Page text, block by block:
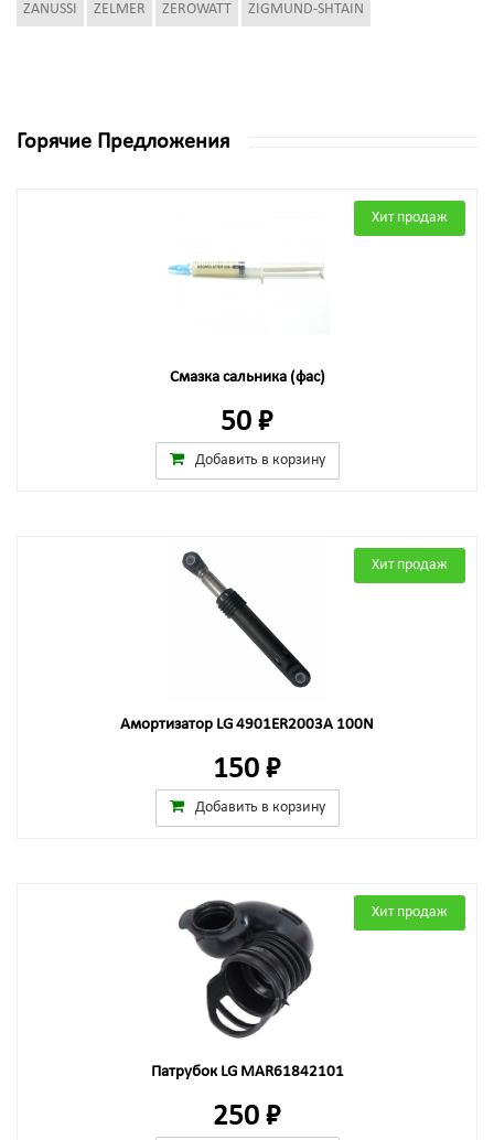
ZANUSSI ZELMER ZEROWATT ZIGMUND-SHTAIN
Горячие Предложения
Хит продаж
Смазка сальника (фас)
50 ₽
Добавить в корзину
Хит продаж
Амортизатор LG 4901ER2003A 100N
150 ₽
Добавить в корзину
Хит продаж
Патрубок LG MAR61842101
250 ₽